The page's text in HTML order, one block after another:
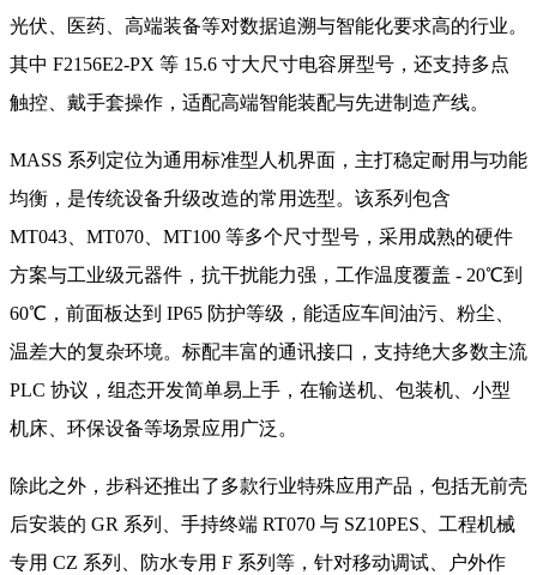
光伏、医药、高端装备等对数据追溯与智能化要求高的行业。
其中 F2156E2-PX 等 15.6 寸大尺寸电容屏型号，还支持多点
触控、戴手套操作，适配高端智能装配与先进制造产线。
MASS 系列定位为通用标准型人机界面，主打稳定耐用与功能
均衡，是传统设备升级改造的常用选型。该系列包含
MT043、MT070、MT100 等多个尺寸型号，采用成熟的硬件
方案与工业级元器件，抗干扰能力强，工作温度覆盖 - 20℃到
60℃，前面板达到 IP65 防护等级，能适应车间油污、粉尘、
温差大的复杂环境。标配丰富的通讯接口，支持绝大多数主流
PLC 协议，组态开发简单易上手，在输送机、包装机、小型
机床、环保设备等场景应用广泛。
除此之外，步科还推出了多款行业特殊应用产品，包括无前壳
后安装的 GR 系列、手持终端 RT070 与 SZ10PES、工程机械
专用 CZ 系列、防水专用 F 系列等，针对移动调试、户外作